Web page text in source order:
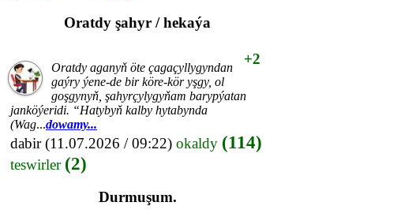
Oratdy şahyr / hekaýa
+2
Oratdy aganyň öte çagaçyllygyndan
gaýry ýene-de bir köre-kör yşgy, ol
goşgynyň, şahyrçylygyňam barypýatan
janköýeridi. “Hatybyň kalby hytabynda
(Wag...dowamy...
dabir(11.07.2026 / 09:22) okaldy (114)
teswirler (2)
Durmuşum.